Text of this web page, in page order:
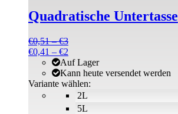
Quadratische Untertasse
€0,51 –€3Preisspanne:
bis
€3
€0,41 – €2
€0,41
bis
€2
2L
5L
Auf Lager
Kann heute versendet werden
Variante wählen:
Varianten
auf.
Die
Optionen
können
der
Produktseite
gewählt